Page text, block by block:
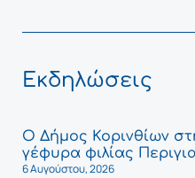
Εκδηλώσεις
Ο Δήμος Κορινθίων
γέφυρα φιλίας
6 Αυγούστου, 2026